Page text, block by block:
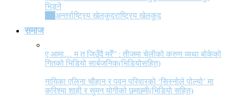
भिड्ने
अन्तर्राष्ट्रिय खेलकुदराष्ट्रिय खेलकुद
समाज
ए आमा… म त जिउँदै मरेँ” : तीजमा चेलीको करुण व्यथा बोकेको
गितको भिडियो सार्बजनिक(भिडियोसहित)
गायिका एलिना चौहान र पवन परिवारको ‘सिस्नोले पोल्यो’ मा
करिश्मा शाही र सुमन योगीको छमछमी(भिडियो सहित)